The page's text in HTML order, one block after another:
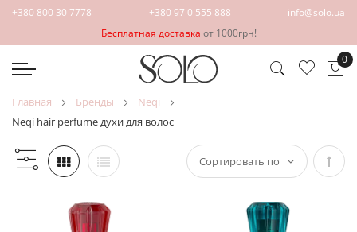
+380 800 30 7778 +380 97 0 555 888
info@solo.ua
Бесплатная доставка от 1000грн!
0
главная бренды
neqi
neqi hair perfume духи для волос